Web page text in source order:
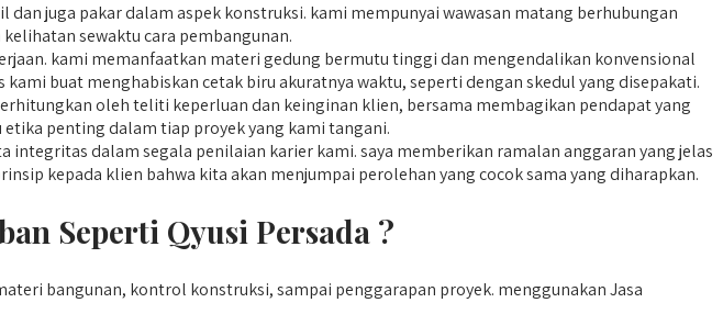
dan juga pakar dalam aspek konstruksi. kami mempunyai wawasan matang berhubungan
sewaktu cara pembangunan.
kami memanfaatkan materi gedung bermutu tinggi dan mengendalikan konvensional
buat menghabiskan cetak biru akuratnya waktu, seperti dengan skedul yang disepakati.
oleh teliti keperluan dan keinginan klien, bersama membagikan pendapat yang
etika penting dalam tiap proyek yang kami tangani.
dalam segala penilaian karier kami. saya memberikan ramalan anggaran yang jelas
kepada klien bahwa kita akan menjumpai perolehan yang cocok sama yang diharapkan.
Seperti Qyusi Persada ?
bangunan, kontrol konstruksi, sampai penggarapan proyek. menggunakan Jasa